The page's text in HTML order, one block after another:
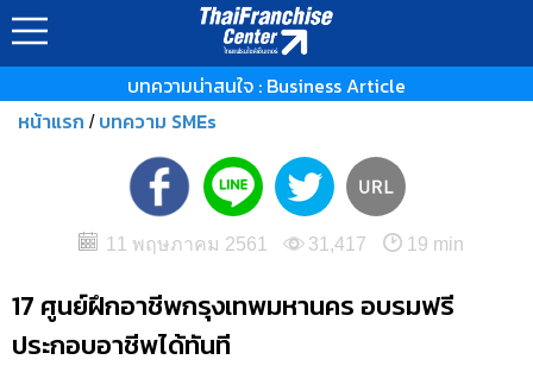
บทความน่าสนใจ : Business Article
หน้าแรก / บทความ SMEs
11 พฤษภาคม 2561 31,417 19 min
17 ศูนย์ฝึกอาชีพกรุงเทพมหานคร อบรมฟรี
ประกอบอาชีพได้ทันที